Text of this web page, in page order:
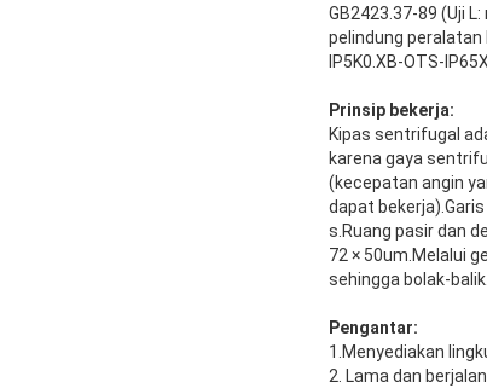
GB2423.37-89 (Uji
pelindung peralatan
IP5K0.XB-OTS-
Prinsip bekerja:
Kipas sentrifugal
karena gaya
(kecepatan angin
dapat
s.Ruang pasir dan
72 × 50um.Melalui
sehingga bolak-balik.
Pengantar:
1.Menyediakan
2. Lama dan